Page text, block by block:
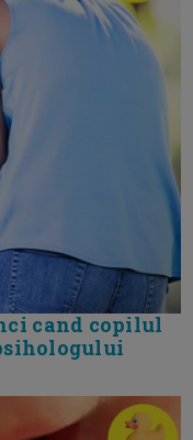
cand copilul